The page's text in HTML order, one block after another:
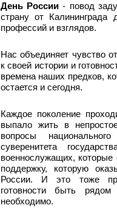
День России - повод
страну от Калининграда
профессий и взглядов.
Нас объединяет чувство
к своей истории и
времена наших предков,
остается и сегодня.
Каждое поколение
выпало жить в
вопросы
суверенитета
военнослужащих, которые
поддержку, которую
России. И это тоже
готовности быть
необходимо.